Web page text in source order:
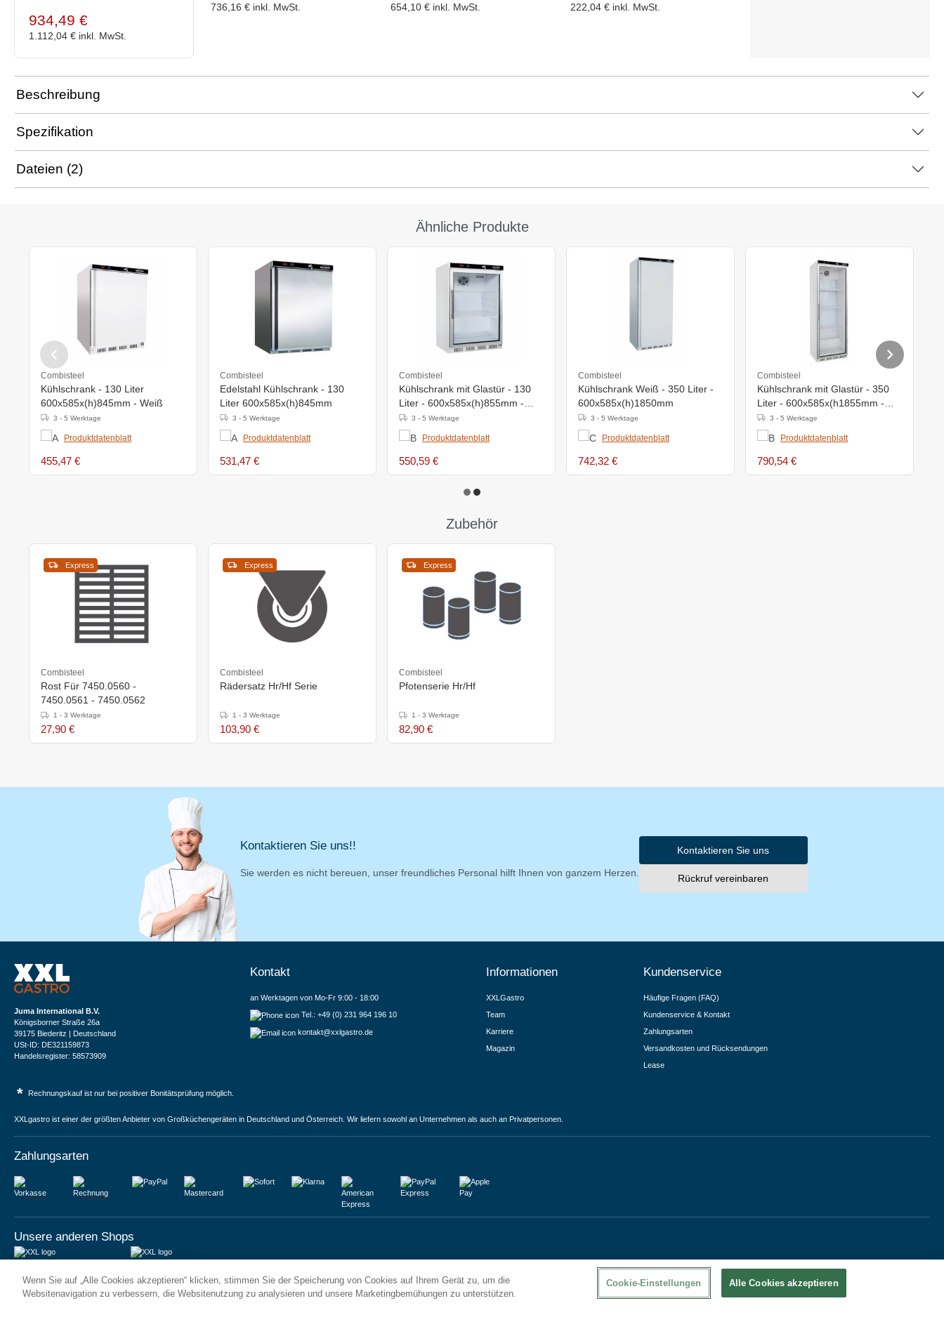
934,49 €
1.112,04 € inkl. MwSt.
736,16 € inkl. MwSt. 654,10 € inkl. MwSt. 222,04 € inkl. MwSt.
Beschreibung
Spezifikation
Dateien (2)
Ähnliche Produkte
Combisteel
Kühlschrank - 130 Liter
600x585x(h)845mm - Weiß
3 - 5 Werktage
Produktdatenblatt
455,47 €
Combisteel
Edelstahl Kühlschrank - 130
Liter 600x585x(h)845mm
3 - 5 Werktage
Produktdatenblatt
531,47 €
Combisteel
Kühlschrank mit Glastür - 130
Liter - 600x585x(h)855mm -
Weiß3 - 5 Werktage
Produktdatenblatt
550,59 €
Combisteel
Kühlschrank Weiß - 350 Liter -
600x585x(h)1850mm
3 - 5 Werktage
Produktdatenblatt
742,32 €
Combisteel
Kühlschrank mit Glastür - 350
Liter - 600x585x(h1855mm -
Weiß3 - 5 Werktage
Produktdatenblatt
790,54 €
Zubehör
Express
Combisteel
Rost Für 7450.0560 -
7450.0561 - 7450.0562
1 - 3 Werktage
27,90 €
Express
Combisteel
Rädersatz Hr/Hf Serie
1 - 3 Werktage
103,90 €
Express
Combisteel
Pfotenserie Hr/Hf
1 - 3 Werktage
82,90 €
Kontaktieren Sie uns!!
Sie werden es nicht bereuen, unser freundliches Personal hilft Ihnen von ganzem Herzen.
Kontaktieren Sie uns
Rückruf vereinbaren
Juma International B.V.
Königsborner Straße 26a
39175 Biederitz | Deutschland
USt-ID: DE321159873
Handelsregister: 58573909
Kontakt
an Werktagen von Mo-Fr 9:00 - 18:00
Tel.: +49 (0) 231 964 196 10
kontakt@xxlgastro.de
Informationen
XXLGastro
Team
Karriere
Magazin
Kundenservice
Häufige Fragen (FAQ)
Kundenservice & Kontakt
Zahlungsarten
Versandkosten und Rücksendungen
Lease
* Rechnungskauf ist nur bei positiver Bonitätsprüfung möglich.
XXLgastro ist einer der größten Anbieter von Großküchengeräten in Deutschland und Österreich. Wir liefern sowohl an Unternehmen als auch an Privatpersonen.
Zahlungsarten
Vorkasse Rechnung
Unsere anderen Shops
6 Rue des Bateliers
92110 Clichy | France
Vrijheidweg 34
1521RR Wormerveer | Nederland
Wenn Sie auf „Alle Cookies akzeptieren“ klicken, stimmen Sie der Speicherung von Cookies auf Ihrem Gerät zu, um die
Websitenavigation zu verbessern, die Websitenutzung zu analysieren und unsere Marketingbemühungen zu unterstützen.
Cookie-Einstellungen Alle Cookies akzeptieren